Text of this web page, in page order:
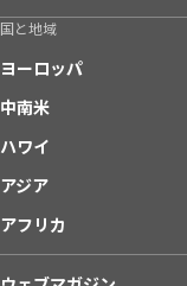
国と地域
ヨーロッパ
中南米
ハワイ
アジア
アフリカ